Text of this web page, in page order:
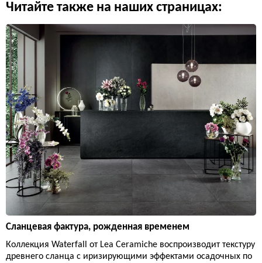
Читайте также на наших страницах:
Сланцевая фактура, рожденная временем
Коллекция Waterfall от Lea Ceramiche воспроизводит текстуру
древнего сланца с иризирующими эффектами осадочных по